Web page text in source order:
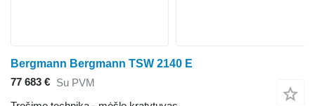
Bergmann Bergmann TSW 2140 E
77 683 € Su PVM